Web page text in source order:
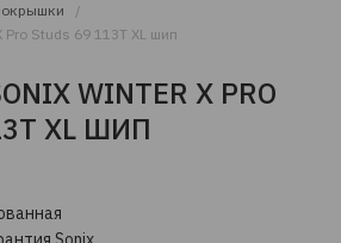
Studs 69 113T XL шип
WINTER X PRO
XL ШИП